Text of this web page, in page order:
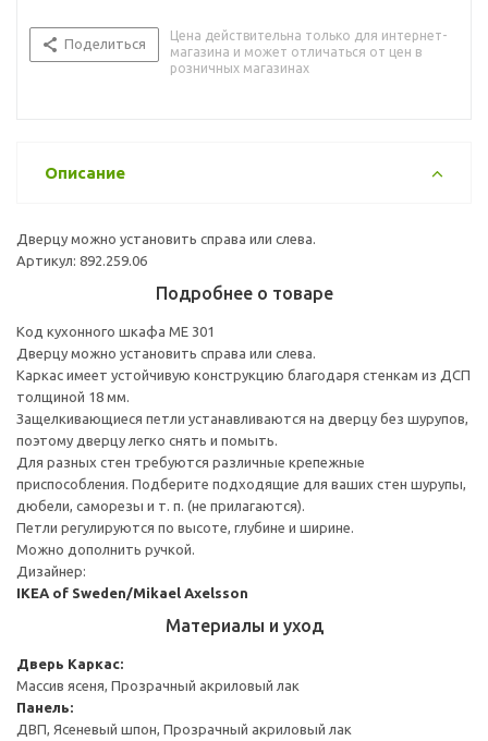
Поделиться
Цена действительна только для интернет-
магазина и может отличаться от цен в
розничных магазинах
Описание
Дверцу можно установить справа или слева.
Артикул: 892.259.06
Подробнее о товаре
Код кухонного шкафа ME 301
Дверцу можно установить справа или слева.
Каркас имеет устойчивую конструкцию благодаря стенкам из ДСП
толщиной 18 мм.
Защелкивающиеся петли устанавливаются на дверцу без шурупов,
поэтому дверцу легко снять и помыть.
Для разных стен требуются различные крепежные
приспособления. Подберите подходящие для ваших стен шурупы,
дюбели, саморезы и т. п. (не прилагаются).
Петли регулируются по высоте, глубине и ширине.
Можно дополнить ручкой.
Дизайнер:
IKEA of Sweden/Mikael Axelsson
Материалы и уход
Дверь Каркас:
Массив ясеня, Прозрачный акриловый лак
Панель:
ДВП, Ясеневый шпон, Прозрачный акриловый лак